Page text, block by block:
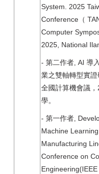
System. 2025
Conference （
Computer
2025, National
- 第二作者 , AI 導
業之雙軸轉型實證
全國計算機會議，
學。
- 第一作者 ,
Machine
Manufacturing
Conference on